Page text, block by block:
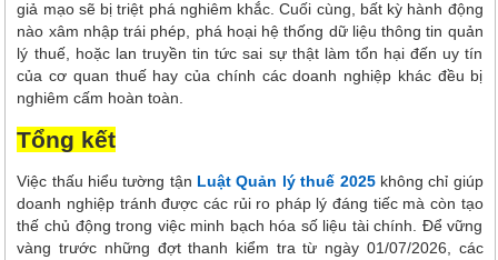
giả mạo sẽ bị triệt phá nghiêm khắc. Cuối cùng, bất kỳ hành động
nào xâm nhập trái phép, phá hoại hệ thống dữ liệu thông tin quản
lý thuế, hoặc lan truyền tin tức sai sự thật làm tổn hại đến uy tín
của cơ quan thuế hay của chính các doanh nghiệp khác đều bị
nghiêm cấm hoàn toàn.
Tổng kết
Việc thấu hiểu tường tận Luật Quản lý thuế 2025không chỉ giúp
doanh nghiệp tránh được các rủi ro pháp lý đáng tiếc mà còn tạo
thế chủ động trong việc minh bạch hóa số liệu tài chính. Để vững
vàng trước những đợt thanh kiểm tra từ ngày 01/07/2026, các